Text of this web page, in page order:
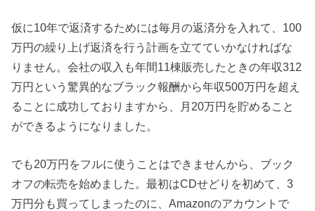
仮に10年で返済するためには毎月の返済分を入れて、100
万円の繰り上げ返済を行う計画を立てていかなければな
りません。会社の収入も年間11棟販売したときの年収312
万円という驚異的なブラック報酬から年収500万円を超え
ることに成功しておりますから、月20万円を貯めること
ができるようになりました。
でも20万円をフルに使うことはできませんから、ブック
オフの転売を始めました。最初はCDせどりを初めて、3
万円分も買ってしまったのに、Amazonのアカウントで